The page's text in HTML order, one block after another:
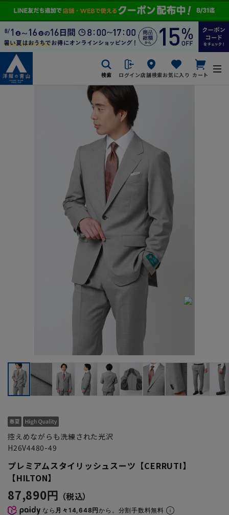
検索 ログイン店舗検索お気に入り カート
控えめながらも洗練された光沢
H26V4480-49
プレミアムスタイリッシュスーツ【CERRUTI】
【HILTON】
87,890円
なら 月々14,648円から。分割手数料無料